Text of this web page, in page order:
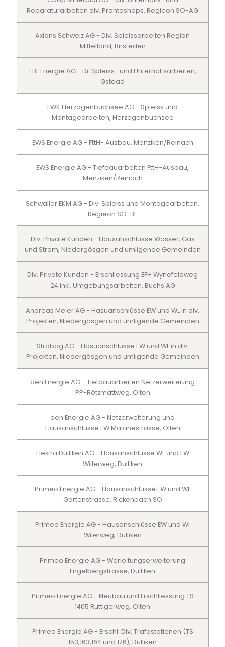
Reparaturarbeiten div. Prontoshops, Regieon SO-AG
Axians Schweiz AG - Div. Spleissarbeiten Region
Mittelland, Birsfeden
EBL Energie AG - Di. Spleiss- und Unterhaltsarbeiten,
Gstaad
EWK Herzogenbuchsee AG - Spleiss und
Montagearbeiten, Herzogenbuchsee
EWS Energie AG - FttH- Ausbau, Menziken/Reinach
EWS Energie AG - Tiefbauarbeiten FttH-Ausbau,
Menziken/Reinach
Schwaller EKM AG - Div. Spleiss und Montagearbeiten,
Regieon SO-BE
Div. Private Kunden - Hausanschlüsse Wasser, Gas
und Strom, Niedergösgen und umligende Gemeinden
Div. Private Kunden - Erschliessung EFH Wynefeldweg
24 inkl. Umgebungsarbeiten, Buchs AG
Andreas Meier AG - Hasuanschlüsse EW und WL in div.
Projekten, Niedergösgen und umligende Gemeinden
Strabag AG - Hasuanschlüsse EW und WL in div.
Projekten, Niedergösgen und umligende Gemeinden
aen Energie AG - Tiefbauarbeiten Netzerweiterung
PP-Rötzmattweg, Olten
aen Energie AG - Netzerweiterung und
Hausanschlüsse EW Maianestrasse, Olten
Elektra Dulliken AG - Hausanschlüsse WL und EW
Willerweg, Dulliken
Primeo Energie AG - Hausanschlüsse EW und WL
Gartenstrasse, Rickenbach SO
Primeo Energie AG - Hausanschlüsse EW und Wl
Wilerweg, Dulliken
Primeo Energie AG - Werleitungserweiterung
Engelbergstrasse, Dulliken
Primeo Energie AG - Neubau und Erschliessung TS
1405 Ruttigerweg, Olten
Primeo Energie AG - Erschl. Div. Trafostatienen (TS
153,163,164 und 176), Dulliken